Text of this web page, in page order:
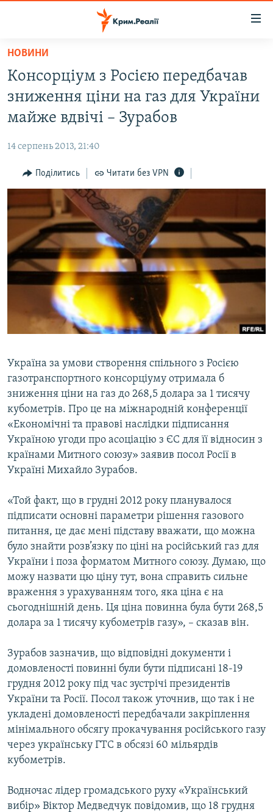
Перейти
основного
матеріалу
Перейти
до
основної
навігації
Перейти
до
ВОДА.КРИМ
ВІДЕО ТА ФОТО
БЛОГИ
ПОГЛЯД
ВСЕ ЗА ДЕНЬ
СПЕЦПРОЕКТИ
ДЕПОРТАЦІЯ
ВІДЕОУРОКИ «ELIFBE»
СВІДЧЕННЯ ОКУПАЦІЇ
УКРАЇНСЬКА ПРОБЛЕМА КРИМУ
ЯК ОБІЙТИ БЛОКУВАННЯ
Qırımtatar
Усі сайти RFE/RL
НОВИНИ
Консорціум з Росією передбачав
зниження ціни на газ для України
майже вдвічі – Зурабов
14 серпень 2013, 21:40
Поділитись Читати без VPN
Україна за умови створення спільного з Росією
газотранспортного консорціуму отримала б
зниження ціни на газ до 268,5 долара за 1 тисячу
кубометрів. Про це на мiжнароднiй конференцiї
«Економiчнi та правовi наслiдки пiдписання
Україною угоди про асоцiацiю з ЄС для її вiдносин з
країнами Митного союзу» заявив посол Росії в
Україні Михайло Зурабов.
«Той факт, що в грудні 2012 року планувалося
підписати основні параметри рішення газового
питання, це дає мені підставу вважати, що можна
було знайти розв’язку по ціні на російський газ для
України і поза форматом Митного союзу. Думаю, що
можу назвати цю ціну тут, вона справить сильне
враження з урахуванням того, яка ціна є на
сьогоднішній день. Ця ціна повинна була бути 268,5
долара за 1 тисячу кубометрів газу», – сказав він.
Зурабов зазначив, що відповідні документи і
домовленості повинні були бути підписані 18-19
грудня 2012 року під час зустрічі президентів
України та Росії. Посол також уточнив, що так і не
укладені домовленості передбачали закріплення
мінімального обсягу прокачування російського газу
через українську ГТС в обсязі 60 мільярдів
кубометрів.
Водночас лiдер громадського руху «Український
вибiр» Вiктор Медведчук повiдомив, що 18 грудня